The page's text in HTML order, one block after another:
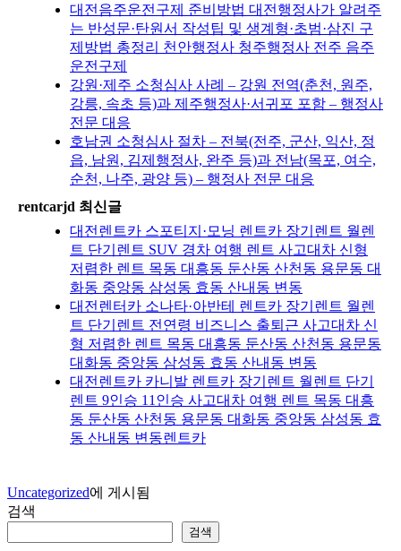
대전음주운전구제 준비방법 대전행정사가 알려주
는 반성문·탄원서 작성팁 및 생계형·초범·삼진 구
제방법 총정리 천안행정사 청주행정사 전주 음주
운전구제
강원·제주 소청심사 사례 – 강원 전역(춘천, 원주,
강릉, 속초 등)과 제주행정사·서귀포 포함 – 행정사
전문 대응
호남권 소청심사 절차 – 전북(전주, 군산, 익산, 정
읍, 남원, 김제행정사, 완주 등)과 전남(목포, 여수,
순천, 나주, 광양 등) – 행정사 전문 대응
rentcarjd 최신글
대전렌트카 스포티지·모닝 렌트카 장기렌트 월렌
트 단기렌트 SUV 경차 여행 렌트 사고대차 신형
저렴한 렌트 목동 대흥동 둔산동 산천동 용문동 대
화동 중앙동 삼성동 효동 산내동 변동
대전렌터카 소나타·아반테 렌트카 장기렌트 월렌
트 단기렌트 전연령 비즈니스 출퇴근 사고대차 신
형 저렴한 렌트 목동 대흥동 둔산동 산천동 용문동
대화동 중앙동 삼성동 효동 산내동 변동
대전렌트카 카니발 렌트카 장기렌트 월렌트 단기
렌트 9인승 11인승 사고대차 여행 렌트 목동 대흥
동 둔산동 산천동 용문동 대화동 중앙동 삼성동 효
동 산내동 변동렌트카
Uncategorized에 게시됨
검색
검색